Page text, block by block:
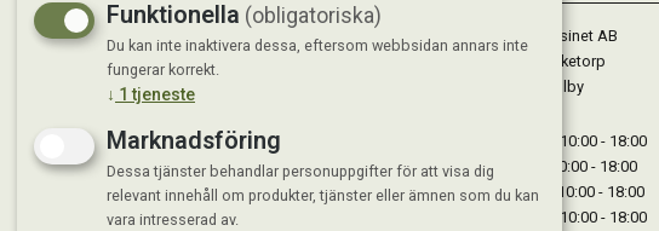
Kontakta oss
Om oss
StallMagasinet AB
Västra Lärketorp
59595 Mjölby
Måndag : 10:00 - 18:00
Tisdag : 10:00 - 18:00
Onsdag : 10:00 - 18:00
Torsdag : 10:00 - 18:00
Funktionella (obligatoriska)
Du kan inte inaktivera dessa, eftersom webbsidan annars inte
fungerar korrekt.
↓ 1 tjeneste
Marknadsföring
Dessa tjänster behandlar personuppgifter för att visa dig
relevant innehåll om produkter, tjänster eller ämnen som du kan
vara intresserad av.